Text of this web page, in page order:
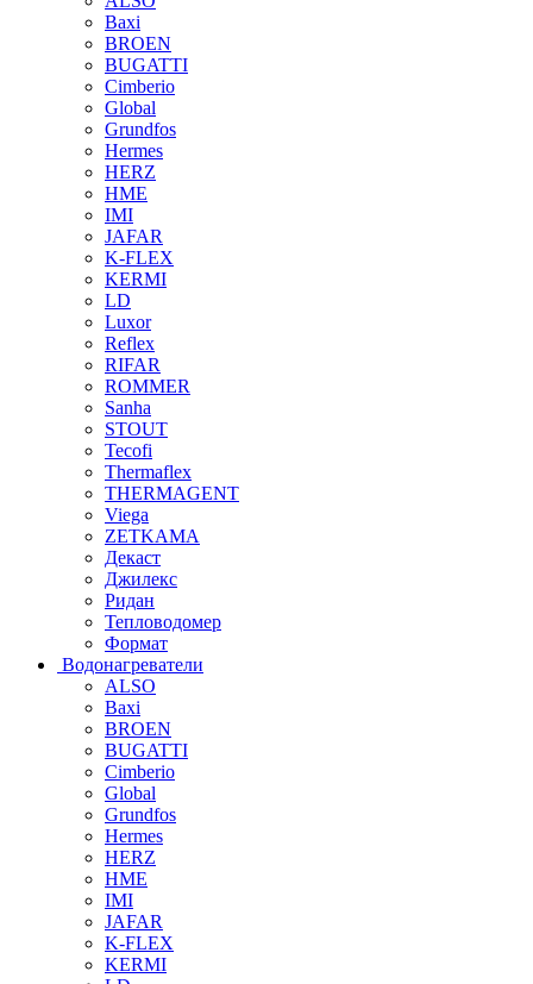
Baxi
BROEN
BUGATTI
Cimberio
Global
Grundfos
Hermes
HERZ
HME
IMI
JAFAR
K-FLEX
KERMI
LD
Luxor
Reflex
RIFAR
ROMMER
Sanha
STOUT
Tecofi
Thermaflex
THERMAGENT
Viega
ZETKAMA
Декаст
Джилекс
Ридан
Тепловодомер
Формат
Водонагреватели
ALSO
Baxi
BROEN
BUGATTI
Cimberio
Global
Grundfos
Hermes
HERZ
HME
IMI
JAFAR
K-FLEX
KERMI